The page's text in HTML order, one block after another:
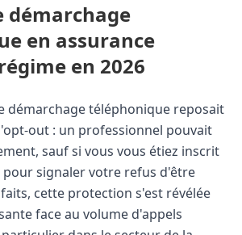
démarchage
en assurance
en 2026
démarchage téléphonique reposait
out : un professionnel pouvait
sauf si vous vous étiez inscrit
pour signaler votre refus d'être
cette protection s'est révélée
face au volume d'appels